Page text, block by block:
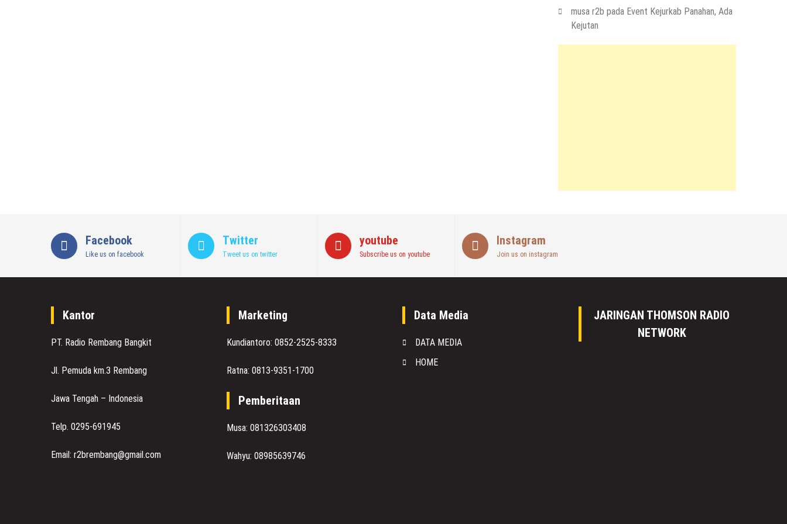
musa r2b pada Event Kejurkab Panahan, Ada
Kejutan
Facebook
Like us on facebook
Twitter
Tweet us on twitter
youtube
Subscribe us on youtube
Instagram
Join us on instagram
Kantor
PT. Radio Rembang Bangkit
Jl. Pemuda km.3 Rembang
Jawa Tengah – Indonesia
Telp. 0295-691945
Email: r2brembang@gmail.com
Marketing
Kundiantoro: 0852-2525-8333
Ratna: 0813-9351-1700
Pemberitaan
Musa: 081326303408
Wahyu: 08985639746
Data Media
DATA MEDIA
HOME
JARINGAN THOMSON RADIO
NETWORK